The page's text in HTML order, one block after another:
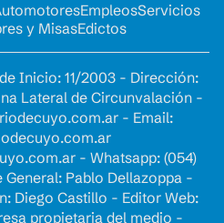
EmpleosServicios
y MisasEdictos
Inicio: 11/2003 - Dirección:
Lateral de Circunvalación -
- Email:
- Whatsapp: (054)
Pablo Dellazoppa -
Diego Castillo - Editor Web:
propietaria del medio -